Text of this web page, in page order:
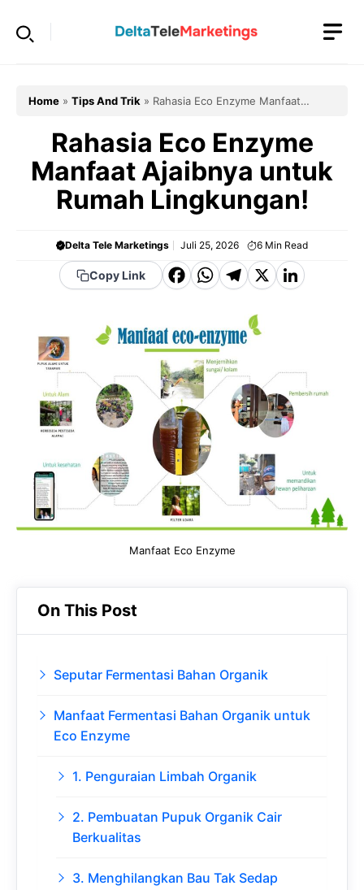
Home » Tips And Trik » Rahasia Eco Enzyme Manfaat
Rahasia Eco Enzyme
Manfaat Ajaibnya untuk
Rumah Lingkungan!
Delta Tele Marketings Juli 25, 2026 6 Min Read
Copy Link
F
c
e
b
o
o
k
W
a
t
s
A
p
p
T
e
g
r
a
m
X Li
d
In
Manfaat Eco Enzyme
On This Post
Seputar Fermentasi Bahan Organik
Manfaat Fermentasi Bahan Organik untuk
Eco Enzyme
1. Penguraian Limbah Organik
2. Pembuatan Pupuk Organik Cair
Berkualitas
3. Menghilangkan Bau Tak Sedap